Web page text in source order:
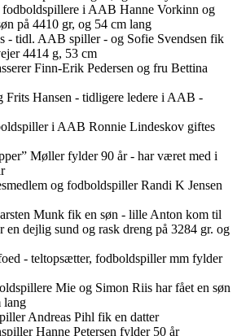
fodboldspillere i AAB Hanne Vorkinn og
på 4410 gr, og 54 cm lang
- tidl. AAB spiller - og Sofie Svendsen fik
4414 g, 53 cm
Finn-Erik Pedersen og fru Bettina
Frits Hansen - tidligere ledere i AAB -
i AAB Ronnie Lindeskov giftes
Møller fylder 90 år - har været med i
og fodboldspiller Randi K Jensen
Munk fik en søn - lille Anton kom til
en dejlig sund og rask dreng på 3284 gr. og
- teltopsætter, fodboldspiller mm fylder
Mie og Simon Riis har fået en søn
lang
Andreas Pihl fik en datter
Hanne Petersen fylder 50 år